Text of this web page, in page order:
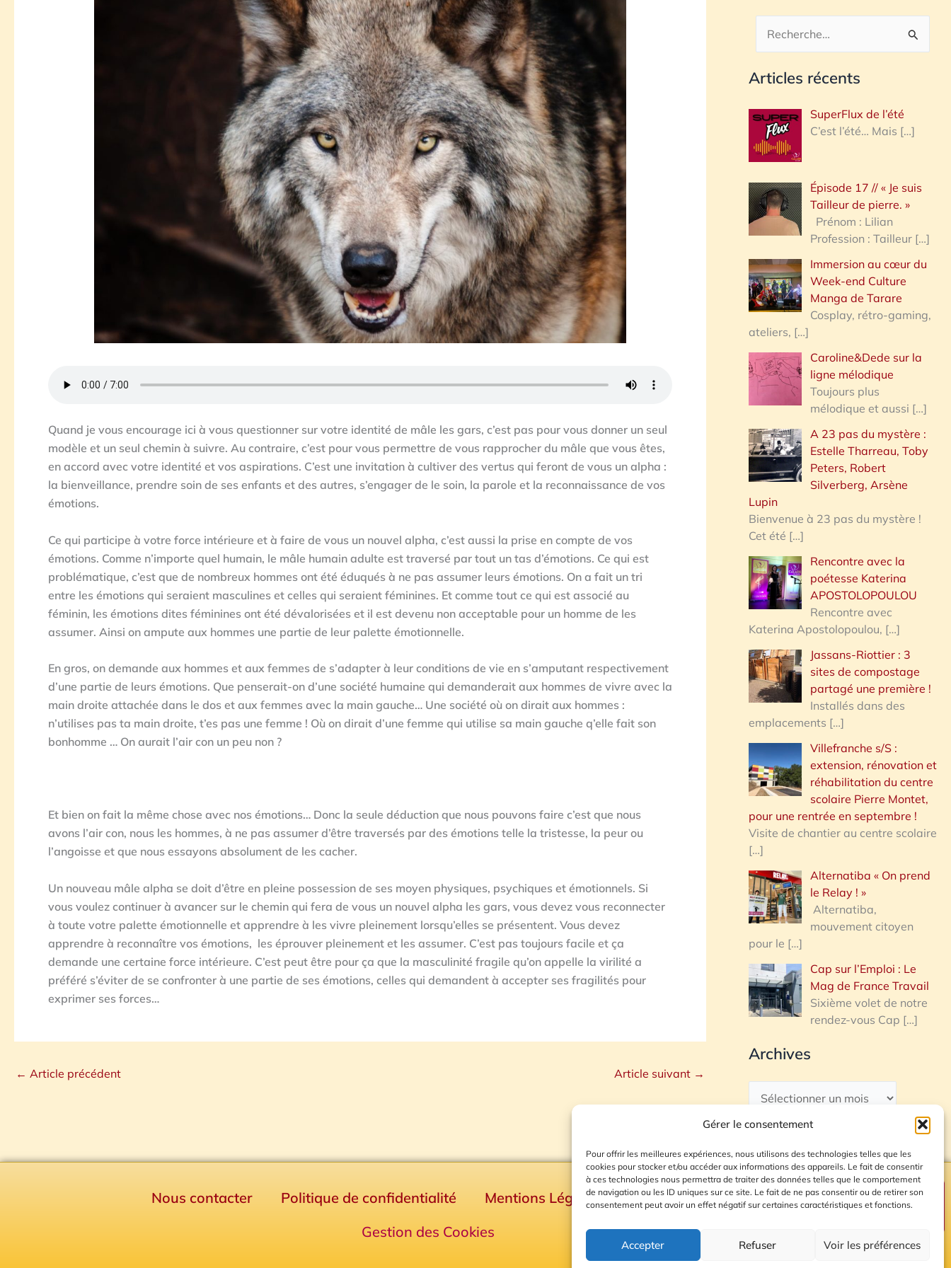
Gérer le consentement
Pour offrir les meilleures expériences, nous utilisons des technologies telles que les
cookies pour stocker et/ou accéder aux informations des appareils. Le fait de consentir
à ces technologies nous permettra de traiter des données telles que le comportement
de navigation ou les ID uniques sur ce site. Le fait de ne pas consentir ou de retirer son
consentement peut avoir un effet négatif sur certaines caractéristiques et fonctions.
Accepter Refuser Voir les préférences
Quand je vous encourage ici à vous questionner sur votre identité de mâle les gars, c’est pas pour vous donner un seul
modèle et un seul chemin à suivre. Au contraire, c’est pour vous permettre de vous rapprocher du mâle que vous êtes,
en accord avec votre identité et vos aspirations. C’est une invitation à cultiver des vertus qui feront de vous un alpha :
la bienveillance, prendre soin de ses enfants et des autres, s’engager de le soin, la parole et la reconnaissance de vos
émotions.
Ce qui participe à votre force intérieure et à faire de vous un nouvel alpha, c’est aussi la prise en compte de vos
émotions. Comme n’importe quel humain, le mâle humain adulte est traversé par tout un tas d’émotions. Ce qui est
problématique, c’est que de nombreux hommes ont été éduqués à ne pas assumer leurs émotions. On a fait un tri
entre les émotions qui seraient masculines et celles qui seraient féminines. Et comme tout ce qui est associé au
féminin, les émotions dites féminines ont été dévalorisées et il est devenu non acceptable pour un homme de les
assumer. Ainsi on ampute aux hommes une partie de leur palette émotionnelle.
En gros, on demande aux hommes et aux femmes de s’adapter à leur conditions de vie en s’amputant respectivement
d’une partie de leurs émotions. Que penserait-on d’une société humaine qui demanderait aux hommes de vivre avec la
main droite attachée dans le dos et aux femmes avec la main gauche… Une société où on dirait aux hommes :
n’utilises pas ta main droite, t’es pas une femme ! Où on dirait d’une femme qui utilise sa main gauche q’elle fait son
bonhomme … On aurait l’air con un peu non ?
Et bien on fait la même chose avec nos émotions… Donc la seule déduction que nous pouvons faire c’est que nous
avons l’air con, nous les hommes, à ne pas assumer d’être traversés par des émotions telle la tristesse, la peur ou
l’angoisse et que nous essayons absolument de les cacher.
Un nouveau mâle alpha se doit d’être en pleine possession de ses moyen physiques, psychiques et émotionnels. Si
vous voulez continuer à avancer sur le chemin qui fera de vous un nouvel alpha les gars, vous devez vous reconnecter
à toute votre palette émotionnelle et apprendre à les vivre pleinement lorsqu’elles se présentent. Vous devez
apprendre à reconnaître vos émotions, les éprouver pleinement et les assumer. C’est pas toujours facile et ça
demande une certaine force intérieure. C’est peut être pour ça que la masculinité fragile qu’on appelle la virilité a
préféré s’éviter de se confronter à une partie de ses émotions, celles qui demandent à accepter ses fragilités pour
exprimer ses forces…
← Article précédent Article suivant →
c
h
r
h
e
:
Articles récents
SuperFlux de l’été
C’est l’été… Mais […]
Épisode 17 // « Je suis
Tailleur de pierre. »
Prénom : Lilian
Profession : Tailleur […]
Immersion au cœur du
Week-end Culture
Manga de Tarare
Cosplay, rétro-gaming,
ateliers, […]
Caroline&Dede sur la
ligne mélodique
Toujours plus
mélodique et aussi […]
A 23 pas du mystère :
Estelle Tharreau, Toby
Peters, Robert
Silverberg, Arsène
Lupin
Bienvenue à 23 pas du mystère !
Cet été […]
Rencontre avec la
poétesse Katerina
APOSTOLOPOULOU
Rencontre avec
Katerina Apostolopoulou, […]
Jassans-Riottier : 3
sites de compostage
partagé une première !
Installés dans des
emplacements […]
Villefranche s/S :
extension, rénovation et
réhabilitation du centre
scolaire Pierre Montet,
pour une rentrée en septembre !
Visite de chantier au centre scolaire
[…]
Alternatiba « On prend
le Relay ! »
Alternatiba,
mouvement citoyen
pour le […]
Cap sur l’Emploi : Le
Mag de France Travail
Sixième volet de notre
rendez-vous Cap […]
Archives
Nous contacter Politique de confidentialité Mentions Légales
Plan du site
Gestion des Cookies